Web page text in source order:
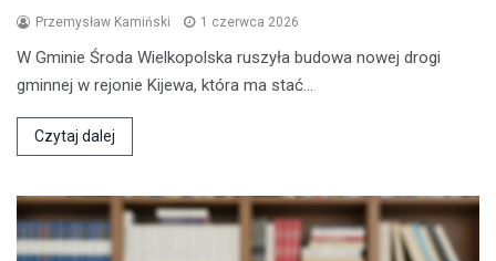
Przemysław Kamiński 1 czerwca 2026
W Gminie Środa Wielkopolska ruszyła budowa nowej drogi
gminnej w rejonie Kijewa, która ma stać…
Czytaj dalej